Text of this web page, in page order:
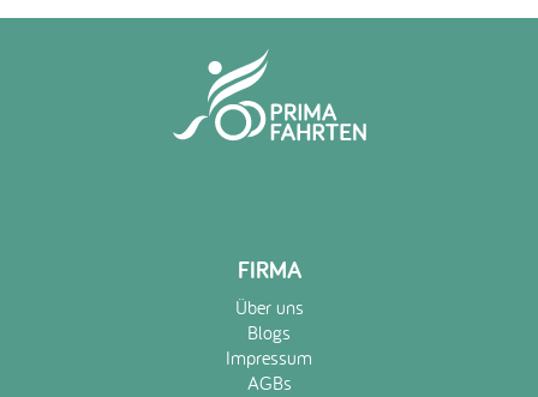
FIRMA
Über uns
Blogs
Impressum
AGBs